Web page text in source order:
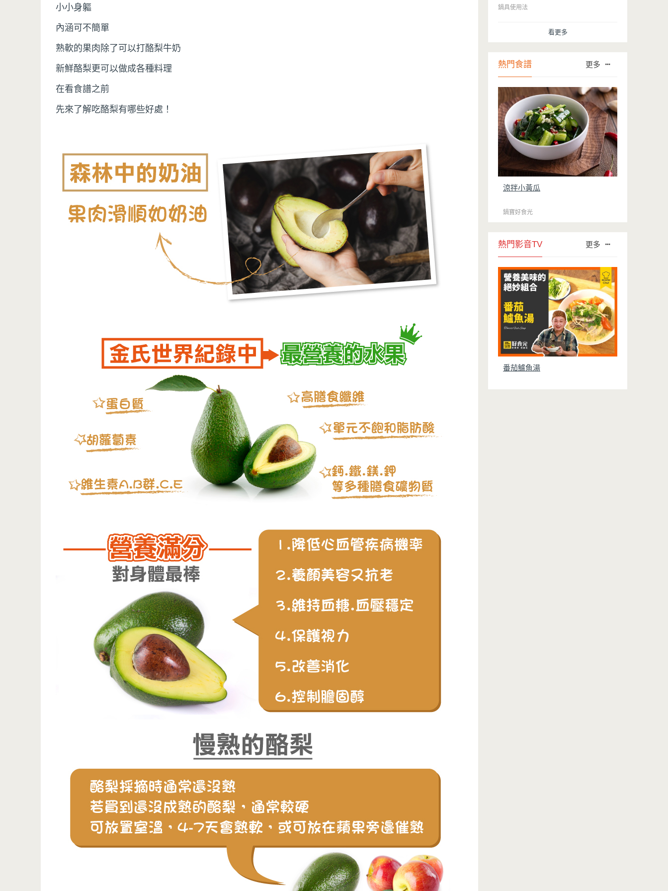
小小身軀
內涵可不簡單
熟軟的果肉除了可以打酪梨牛奶
新鮮酪梨更可以做成各種料理
在看食譜之前
先來了解吃酪梨有哪些好處！
的問題後，就深受普羅大眾的喜愛，而鍋
金鑽不沾系列的鍋具，更年年穩居銷售排
您！
鍋具使用法
看更多
熱門食譜 更多
涼拌小黃瓜
鍋寶好食光
熱門影音TV 更多
番茄鱸魚湯